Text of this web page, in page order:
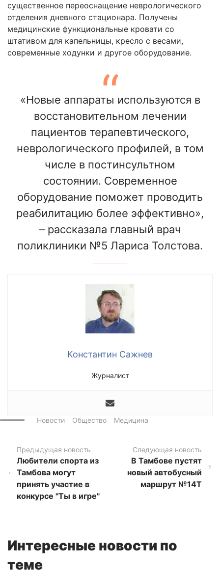
существенное переоснащение неврологического
отделения дневного стационара. Получены
медицинские функциональные кровати со
штативом для капельницы, кресло с весами,
современные ходунки и другое оборудование.
«Новые аппараты используются в
восстановительном лечении
пациентов терапевтического,
неврологического профилей, в том
числе в постинсультном
состоянии. Современное
оборудование поможет проводить
реабилитацию более эффективно»,
– рассказала главный врач
поликлиники №5 Лариса Толстова.
Константин Сажнев
Журналист
Новости Общество Медицина
Предыдущая новость
Любители спорта из
Тамбова могут
принять участие в
конкурсе "Ты в игре"
Следующая новость
В Тамбове пустят
новый автобусный
маршрут №14Т
Интересные новости по
теме